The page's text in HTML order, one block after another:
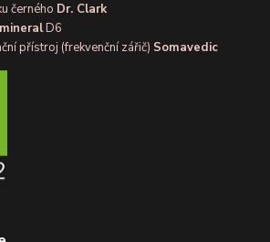
černého Dr. Clark
D6
přístroj (frekvenční zářič) Somavedic